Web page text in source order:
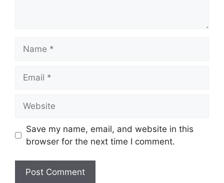
Save my name, email, and website in this
browser for the next time I comment.